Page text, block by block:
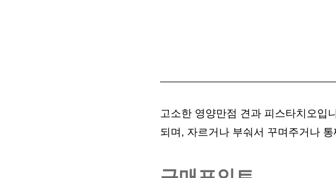
고소한 영양만점 견과 피스타치오입
되며, 자르거나 부숴서 꾸며주거나